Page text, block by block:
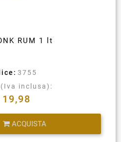
RUM 1 lt
3755
inclusa):
19,98
ACQUISTA